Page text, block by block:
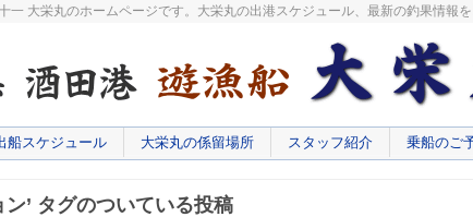
一 大栄丸のホームページです。大栄丸の出港スケジュール、最新の釣果情報
船スケジュール 大栄丸の係留場所 スタッフ紹介 乗船のご
ン’ タグのついている投稿